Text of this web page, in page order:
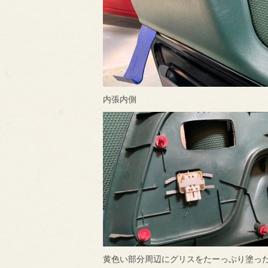
内張内側
黄色い部分周辺にグリスをたーっぷり塗っ